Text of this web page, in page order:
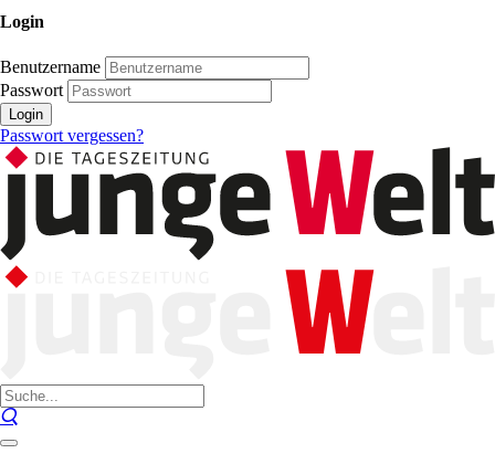
Login
Benutzername
Passwort
Login
Passwort vergessen?